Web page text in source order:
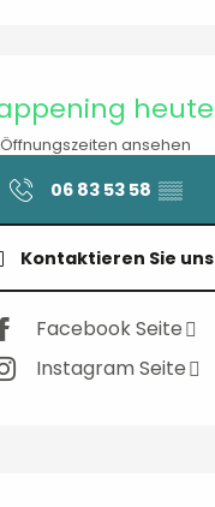
heute
Öffnungszeiten ansehen
06 83 53 58 ▒▒
Kontaktieren Sie uns
Facebook Seite
Instagram Seite